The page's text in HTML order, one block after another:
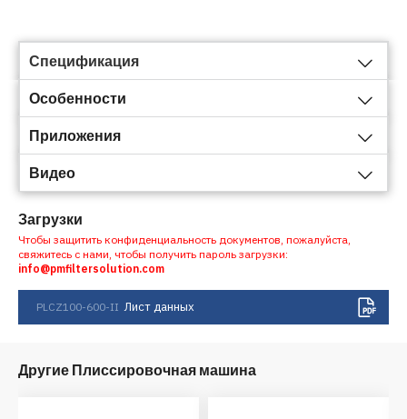
Спецификация
Особенности
Приложения
Видео
Загрузки
Чтобы защитить конфиденциальность документов, пожалуйста,
свяжитесь с нами, чтобы получить пароль загрузки:
info@pmfiltersolution.com
PLCZ100-600-II Лист данных
Другие Плиссировочная машина